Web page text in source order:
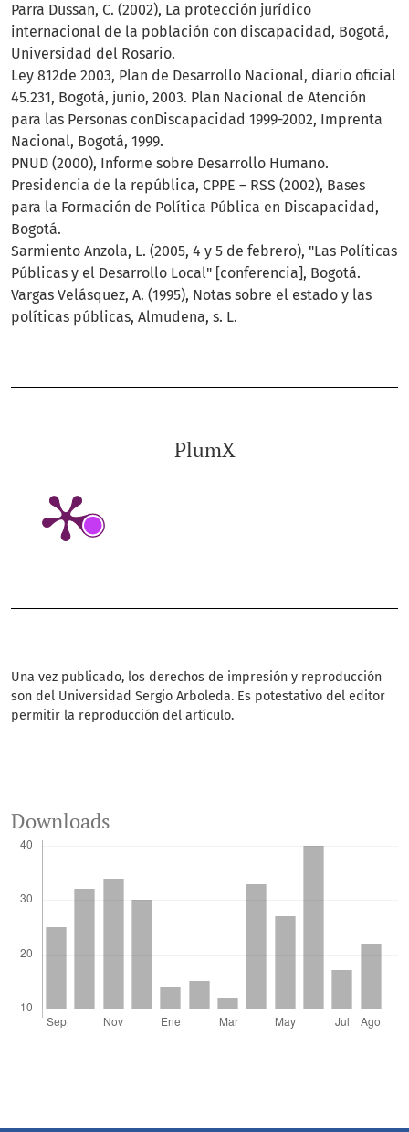
PlumX
Parra Dussan, C. (2002), La protección jurídico
internacional de la población con discapacidad, Bogotá,
Universidad del Rosario.
Ley 812de 2003, Plan de Desarrollo Nacional, diario oficial
45.231, Bogotá, junio, 2003. Plan Nacional de Atención
para las Personas conDiscapacidad 1999-2002, Imprenta
Nacional, Bogotá, 1999.
PNUD (2000), Informe sobre Desarrollo Humano.
Presidencia de la república, CPPE – RSS (2002), Bases
para la Formación de Política Pública en Discapacidad,
Bogotá.
Sarmiento Anzola, L. (2005, 4 y 5 de febrero), "Las Políticas
Públicas y el Desarrollo Local" [conferencia], Bogotá.
Vargas Velásquez, A. (1995), Notas sobre el estado y las
políticas públicas, Almudena, s. L.
Una vez publicado, los derechos de impresión y reproducción
son del Universidad Sergio Arboleda. Es potestativo del editor
permitir la reproducción del artículo.
Downloads